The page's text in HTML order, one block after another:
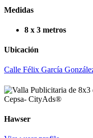
Medidas
8 x 3 metros
Ubicación
Calle Félix García
Hawser